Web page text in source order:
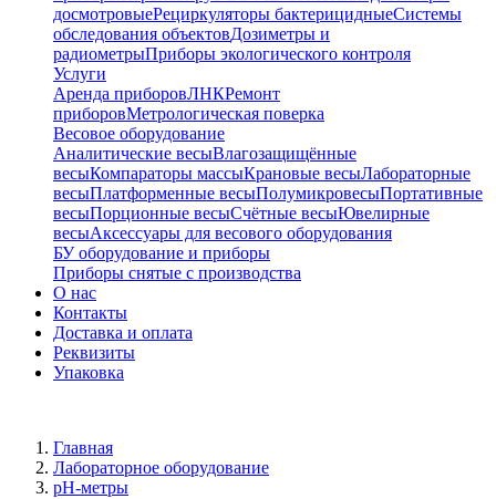
досмотровыеРециркуляторы бактерицидныеСистемы
обследования объектовДозиметры и
радиометрыПриборы экологического контроля
Услуги
Аренда приборовЛНКРемонт
приборовМетрологическая поверка
Весовое оборудование
Аналитические весыВлагозащищённые
весыКомпараторы массыКрановые весыЛабораторные
весыПлатформенные весыПолумикровесыПортативные
весыПорционные весыСчётные весыЮвелирные
весыАксессуары для весового оборудования
БУ оборудование и приборы
Приборы снятые с производства
О нас
Контакты
Доставка и оплата
Реквизиты
Упаковка
Главная
Лабораторное оборудование
pH-метры